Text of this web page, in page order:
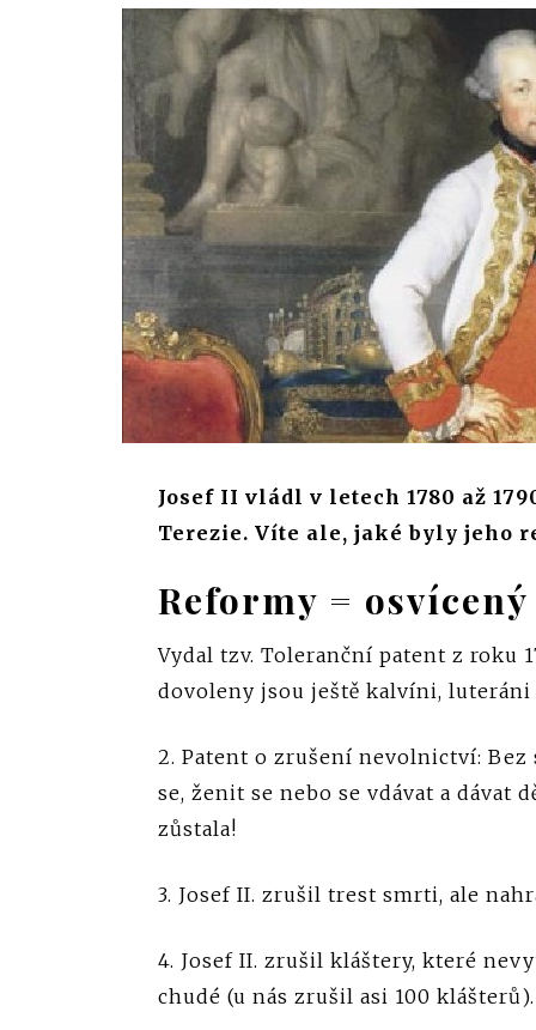
Josef II vládl v letech 1780 až
Terezie. Víte ale, jaké byly jeho
Reformy =
Vydal tzv. Toleranční patent z roku
dovoleny jsou ještě kalvíni, luteráni
2. Patent o zrušení nevolnictví:
se, ženit se nebo se vdávat a dávat
zůstala!
3. Josef II. zrušil trest smrti, ale
4. Josef II. zrušil kláštery, které
chudé (u nás zrušil asi 100 klášterů).